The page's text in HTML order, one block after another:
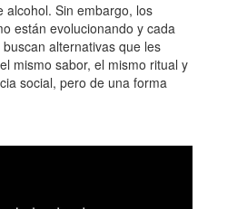
alcohol. Sin embargo, los
están evolucionando y cada
alternativas que les
mismo sabor, el mismo ritual y
social, pero de una forma